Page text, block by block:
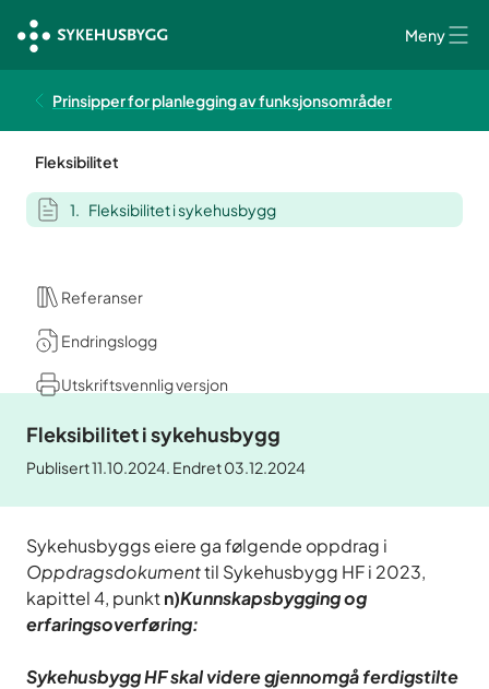
Meny
Prinsipper for planlegging av funksjonsområder
Fleksibilitet
Fleksibilitet i sykehusbygg
Referanser
Endringslogg
Utskriftsvennlig versjon
Fleksibilitet i sykehusbygg
Publisert 11.10.2024. Endret 03.12.2024
Sykehusbyggs eiere ga følgende oppdrag i
Oppdragsdokumenttil Sykehusbygg HF i 2023,
kapittel 4, punktn)Kunnskapsbygging og
erfaringsoverføring:
Sykehusbygg HF skal videre gjennomgå ferdigstilte